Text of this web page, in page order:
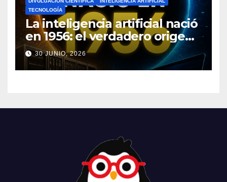
TECNOLOGÍA
La inteligencia artificial nació
en 1956: el verdadero origen
de la IA que cambió el
mundo
30 JUNIO, 2026